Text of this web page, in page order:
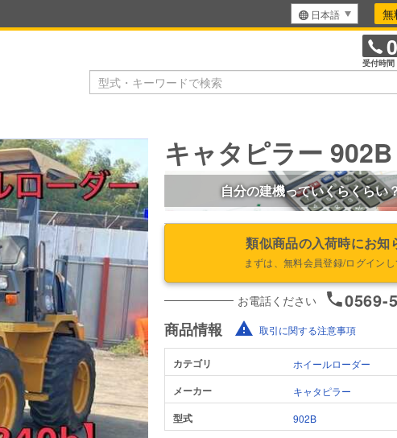
日本語 無
受付時
キャタピラー 902B
自分の建機っていくらくらい
類似商品の入荷時にお知
まずは、無料会員登録/ログイン
お電話ください 0569-
商品情報 取引に関する注意事項
カテゴリ ホイールローダー
メーカー キャタピラー
型式 902B